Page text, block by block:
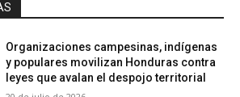
Organizaciones campesinas, indígenas
y populares movilizan Honduras contra
leyes que avalan el despojo territorial